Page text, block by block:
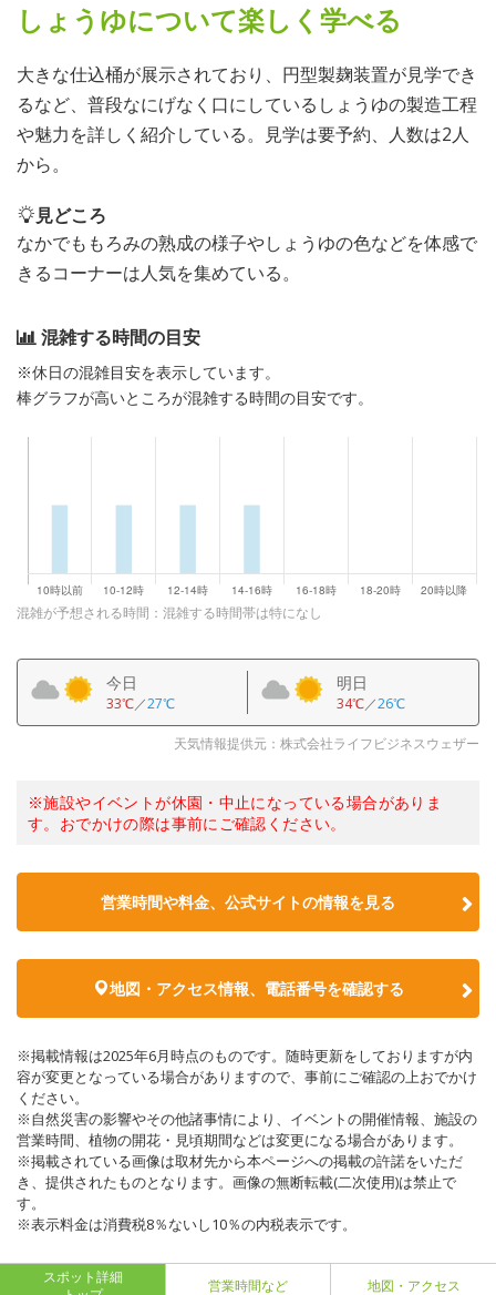
しょうゆについて楽しく学べる
大きな仕込桶が展示されており、円型製麹装置が見学でき
るなど、普段なにげなく口にしているしょうゆの製造工程
や魅力を詳しく紹介している。見学は要予約、人数は2人
から。
見どころ
なかでももろみの熟成の様子やしょうゆの色などを体感で
きるコーナーは人気を集めている。
混雑する時間の目安
※休日の混雑目安を表示しています。
棒グラフが高いところが混雑する時間の目安です。
混雑が予想される時間：混雑する時間帯は特になし
今日
33℃／27℃
明日
34℃／26℃
天気情報提供元：株式会社ライフビジネスウェザー
※施設やイベントが休園・中止になっている場合がありま
す。おでかけの際は事前にご確認ください。
営業時間や料金、公式サイトの情報を見る
地図・アクセス情報、電話番号を確認する
※掲載情報は2025年6月時点のものです。随時更新をしておりますが内
容が変更となっている場合がありますので、事前にご確認の上おでかけ
ください。
※自然災害の影響やその他諸事情により、イベントの開催情報、施設の
営業時間、植物の開花・見頃期間などは変更になる場合があります。
※掲載されている画像は取材先から本ページへの掲載の許諾をいただ
き、提供されたものとなります。画像の無断転載(二次使用)は禁止で
す。
※表示料金は消費税8％ないし10％の内税表示です。
スポット詳細
営業時間など 地図・アクセス